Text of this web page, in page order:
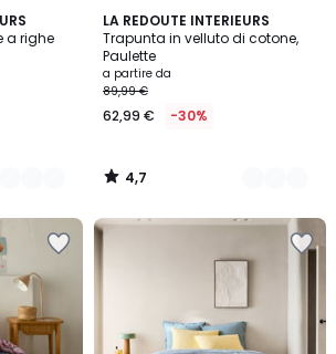
a righe
LA REDOUTE INTERIEURS
Trapunta in velluto di cotone,
Paulette
a partire da
89,99 €
62,99 € -30%
4,7
/ 5
3
Colori
4,7
/